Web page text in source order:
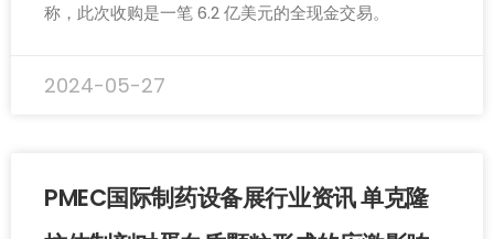
称，此次收购是一笔 6.2 亿美元的全现金交易。
2024-05-27
PMEC国际制药设备展行业资讯 单克隆